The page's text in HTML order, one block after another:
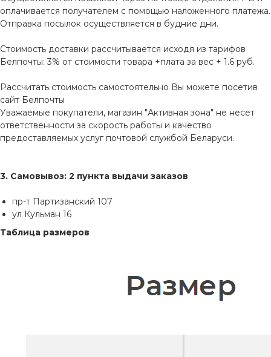
оплачивается получателем с помощью наложенного платежа.
Отправка посылок осуществляется в будние дни.
Стоимость доставки рассчитывается исходя из тарифов
Белпочты: 3% от стоимости товара +плата за вес + 1.6 руб.
Рассчитать стоимость самостоятельно Вы можете посетив
сайт Белпочты
Уважаемые покупатели, магазин "Активная зона" не несет
ответственности за скорость работы и качество
предоставляемых услуг почтовой службой Беларуси.
3. Самовывоз: 2 пункта выдачи заказов
пр-т Партизанский 107
ул Кульман 16
Таблица размеров